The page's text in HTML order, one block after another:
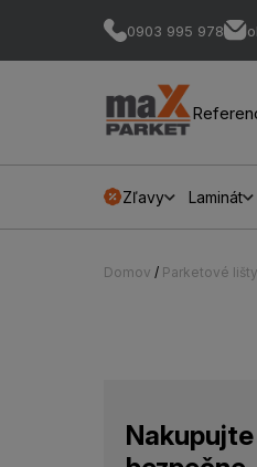
0903 995 978
Zľavy Laminát
Domov / Parketové